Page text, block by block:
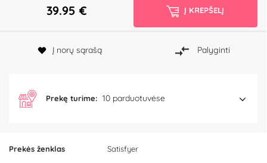
Prekės ženklas Satisfyer
39.95 € Į KREPŠELĮ
Į norų sąrašą Palyginti
Prekę turime: 10 parduotuvėse